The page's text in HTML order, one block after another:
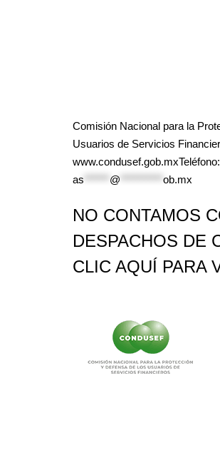
Comisión Nacional para la
Usuarios de Servicios
as
@ ob.mx
NO CONTAMOS
DESPACHOS DE
CLIC AQUÍ PARA